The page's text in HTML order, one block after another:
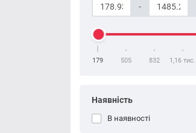
-
179 505 832 1,16 тис.
Наявність
В наявності